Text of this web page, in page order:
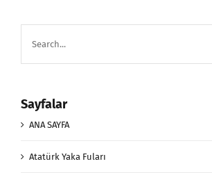
for:
Sayfalar
ANA SAYFA
Atatürk Yaka Fuları